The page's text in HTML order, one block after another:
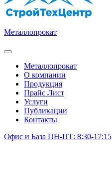
Металлопрокат
Металлопрокат
О компании
Продукция
Прайс Лист
Услуги
Публикации
Контакты
Офис и База ПН-ПТ: 8:30-17:15